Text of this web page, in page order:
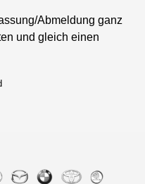
Abmeldung ganz
und gleich einen